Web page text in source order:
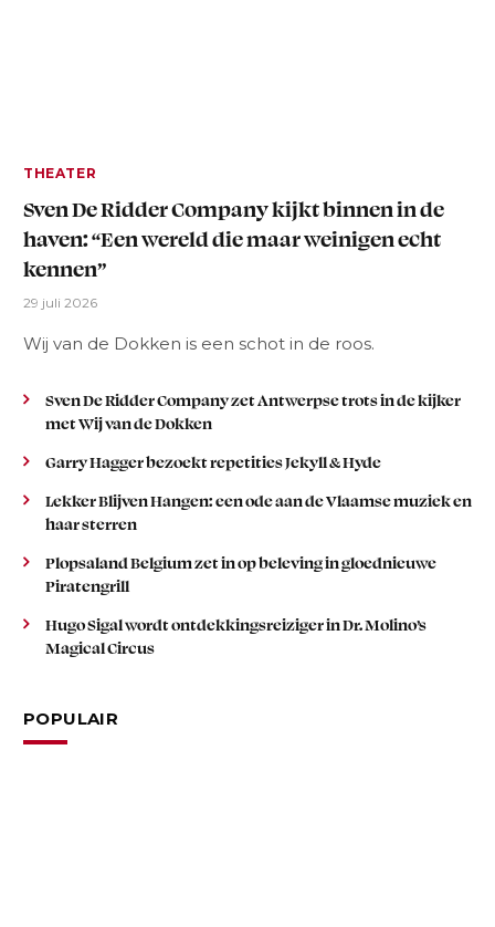
THEATER
Sven De Ridder Company kijkt binnen in de
haven: “Een wereld die maar weinigen echt
kennen”
29 juli 2026
Wij van de Dokken is een schot in de roos.
Sven De Ridder Company zet Antwerpse trots in de kijker
met Wij van de Dokken
Garry Hagger bezoekt repetities Jekyll & Hyde
Lekker Blijven Hangen: een ode aan de Vlaamse muziek en
haar sterren
Plopsaland Belgium zet in op beleving in gloednieuwe
Piratengrill
Hugo Sigal wordt ontdekkingsreiziger in Dr. Molino’s
Magical Circus
POPULAIR